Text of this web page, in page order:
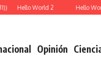
Hello World 2 Hello
Opinión